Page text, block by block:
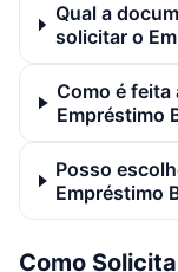
Qual a
solicitar o
Como é feita
Empréstimo
Posso
Empréstimo
Como